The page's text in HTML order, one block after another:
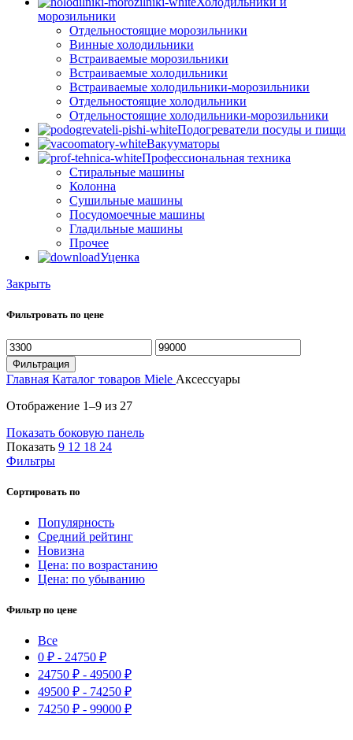
морозильники
Отдельностоящие морозильники
Винные холодильники
Встраиваемые морозильники
Встраиваемые холодильники
Встраиваемые холодильники-морозильники
Отдельностоящие холодильники
Отдельностоящие холодильники-морозильники
Подогреватели посуды и пищи
Вакууматоры
Профессиональная техника
Стиральные машины
Колонна
Сушильные машины
Посудомоечные машины
Гладильные машины
Прочее
Уценка
Закрыть
Фильтровать по цене
Минимальная
цена
Максимальная
цена
Фильтрация
Главная Каталог товаров Miele Аксессуары
Отображение 1–9 из 27Сортировка:
популярности
Показать боковую панель
Показать 9 12 18 24
Фильтры
Сортировать по
Популярность
Средний рейтинг
Новизна
Цена: по возрастанию
Цена: по убыванию
Фильтр по цене
Все
0 ₽ - 24750 ₽
24750 ₽ - 49500 ₽
49500 ₽ - 74250 ₽
74250 ₽ - 99000 ₽